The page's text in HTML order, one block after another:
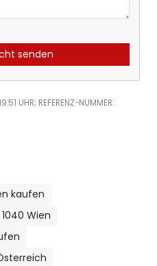
senden
UHR; REFERENZ-NUMMER:
kaufen
Wien